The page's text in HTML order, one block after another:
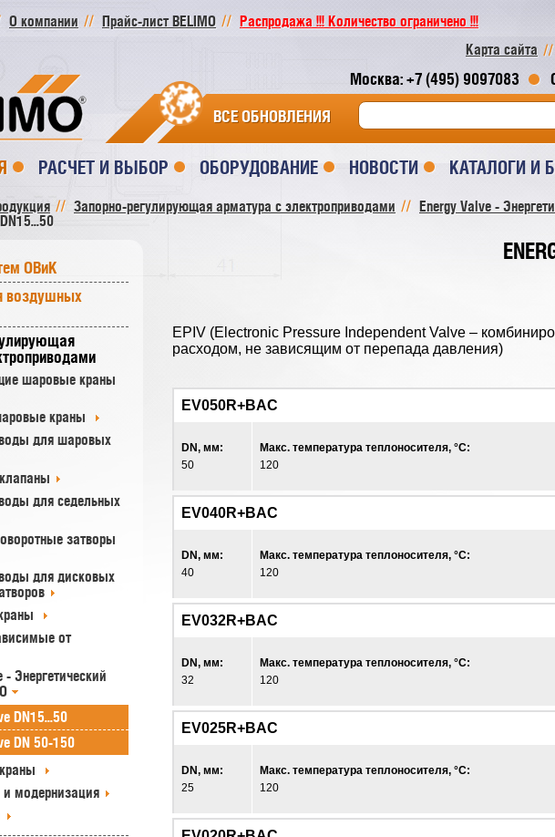
О компании Прайс-лист BELIMO
Распродажа !!! Количество ограничено !!!
Карта сайта
Москва: +7 (495) 9097083
ВСЕ ОБНОВЛЕНИЯ
РАСЧЕТ И ВЫБОР ОБОРУДОВАНИЕ НОВОСТИ КАТАЛОГИ
Запорно-регулирующая арматура с электроприводами
Energy Valve -
ОВиК
воздушных
шаровые краны
краны
для шаровых
для седельных
затворы
для дисковых
от
- Энергетический
DN15...50
DN 50-150
и модернизация
EPIV (Electronic Pressure Independent Valve –
расходом, не зависящим от перепада давления)
EV050R+BAC
DN, мм:
50
Макс. температура теплоносителя, °С:
120
EV040R+BAC
DN, мм:
40
Макс. температура теплоносителя, °С:
120
EV032R+BAC
DN, мм:
32
Макс. температура теплоносителя, °С:
120
EV025R+BAC
DN, мм:
25
Макс. температура теплоносителя, °С:
120